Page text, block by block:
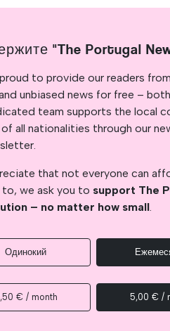
"The Portugal
to provide our readers
unbiased news for free –
team supports the local
all nationalities through our
that not everyone can
to, we ask you to support The
– no matter how small.
Одинокий
€ / month 5,00 € /